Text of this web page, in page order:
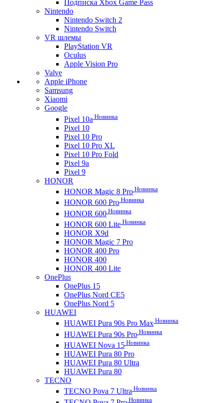
Подписка Xbox Game Pass
Nintendo
Nintendo Switch 2
Nintendo Switch
VR шлемы
PlayStation VR
Oculus
Apple Vision Pro
Valve
Apple iPhone
Samsung
Xiaomi
Google
Pixel 10a Новинка
Pixel 10
Pixel 10 Pro
Pixel 10 Pro XL
Pixel 10 Pro Fold
Pixel 9a
Pixel 9
HONOR
HONOR Magic 8 Pro Новинка
HONOR 600 Pro Новинка
HONOR 600 Новинка
HONOR 600 Lite Новинка
HONOR X9d
HONOR Magic 7 Pro
HONOR 400 Pro
HONOR 400
HONOR 400 Lite
OnePlus
OnePlus 15
OnePlus Nord CE5
OnePlus Nord 5
HUAWEI
HUAWEI Pura 90s Pro Max Новинка
HUAWEI Pura 90s Pro Новинка
HUAWEI Nova 15 Новинка
HUAWEI Pura 80 Pro
HUAWEI Pura 80 Ultra
HUAWEI Pura 80
TECNO
TECNO Pova 7 Ultra Новинка
Новинка